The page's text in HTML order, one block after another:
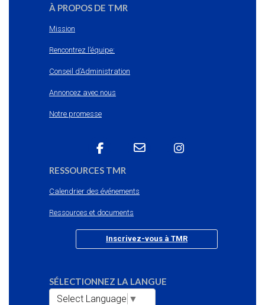
À PROPOS DE TMR
Mission
Rencontrez l’équipe:
Conseil d’Administration
Annoncez avec nous
Notre promesse
RESSOURCES TMR
Calendrier des événements
Ressources et documents
Inscrivez-vous à TMR
SÉLECTIONNEZ LA LANGUE
Select Language ▼